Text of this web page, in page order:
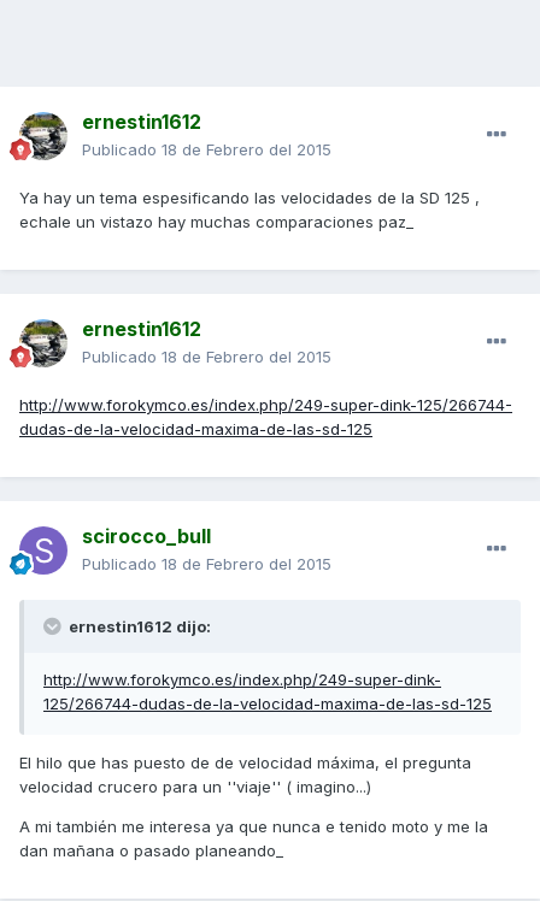
ernestin1612
Publicado 18 de Febrero del 2015
Ya hay un tema espesificando las velocidades de la SD 125 ,
echale un vistazo hay muchas comparaciones paz_
ernestin1612
Publicado 18 de Febrero del 2015
http://www.forokymco.es/index.php/249-super-dink-125/266744-
dudas-de-la-velocidad-maxima-de-las-sd-125
scirocco_bull
Publicado 18 de Febrero del 2015
ernestin1612 dijo:
http://www.forokymco.es/index.php/249-super-dink-
125/266744-dudas-de-la-velocidad-maxima-de-las-sd-125
El hilo que has puesto de de velocidad máxima, el pregunta
velocidad crucero para un ''viaje'' ( imagino...)
A mi también me interesa ya que nunca e tenido moto y me la
dan mañana o pasado planeando_